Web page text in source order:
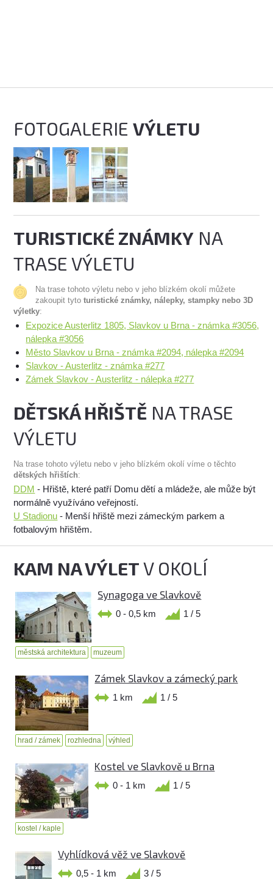
FOTOGALERIEVÝLETU
TURISTICKÉ ZNÁMKY NA
TRASE VÝLETU
Na trase tohoto výletu nebo v jeho blízkém okolí můžete
zakoupit tytoturistické známky, nálepky, stampky nebo 3D
výletky:
Expozice Austerlitz 1805, Slavkov u Brna - známka #3056,
nálepka #3056
Město Slavkov u Brna - známka #2094, nálepka #2094
Slavkov - Austerlitz - známka #277
Zámek Slavkov - Austerlitz - nálepka #277
DĚTSKÁ HŘIŠTĚ NA TRASE
VÝLETU
Na trase tohoto výletu nebo v jeho blízkém okolí víme o těchto
dětských hřištích:
DDM - Hřiště, které patří Domu dětí a mládeže, ale může být
normálně využíváno veřejností.
U Stadionu - Menší hřiště mezi zámeckým parkem a
fotbalovým hřištěm.
KAM NA VÝLETV OKOLÍ
Synagoga ve Slavkově
0 - 0,5 km 1 / 5
městská architektura muzeum
Zámek Slavkov a zámecký park
1 km 1 / 5
hrad / zámek rozhledna výhled
Kostel ve Slavkově u Brna
0 - 1 km 1 / 5
kostel / kaple
Vyhlídková věž ve Slavkově
0,5 - 1 km 3 / 5